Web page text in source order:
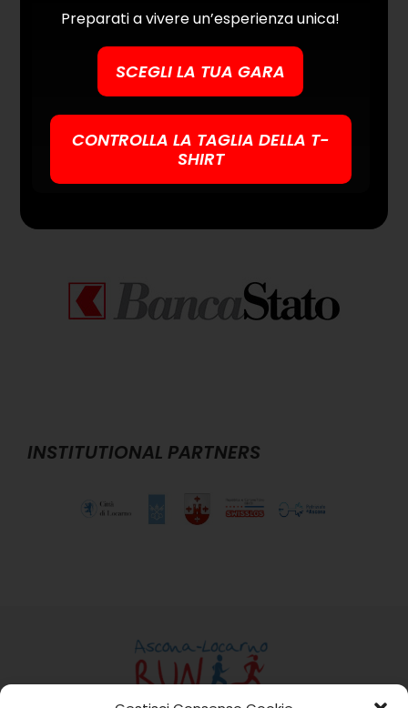
INSTITUTIONAL PARTNERS
Preparati a vivere un’esperienza unica!
SCEGLI LA TUA GARA
CONTROLLA LA TAGLIA DELLA T-
SHIRT